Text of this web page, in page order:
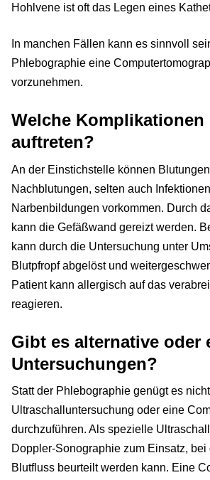
Hohlvene ist oft das Legen eines
In manchen Fällen kann es sinnvoll
Phlebographie eine
vorzunehmen.
Welche Komplikationen
auftreten?
An der Einstichstelle können
Nachblutungen, selten auch
Narbenbildungen vorkommen. Durch
kann die Gefäßwand gereizt werden.
kann durch die Untersuchung unter
Blutpfropf abgelöst und
Patient kann allergisch auf das
reagieren.
Gibt es alternative oder
Untersuchungen?
Statt der Phlebographie genügt es
Ultraschalluntersuchung oder eine
durchzuführen. Als spezielle
Doppler-Sonographie zum Einsatz, bei
Blutfluss beurteilt werden kann. Eine